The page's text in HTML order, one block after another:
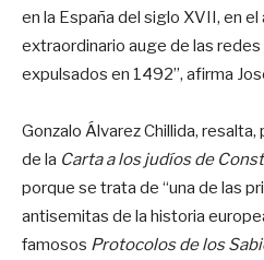
en la España del siglo XVII, en
extraordinario auge de las
expulsados en 1492”, afirma
Gonzalo Álvarez Chillida,
de la Carta a los judíos de
porque se trata de “una de las
antisemitas de la historia
famosos Protocolos de los